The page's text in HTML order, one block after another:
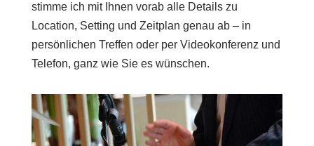
stimme ich mit Ihnen vorab alle Details zu
Location, Setting und Zeitplan genau ab – in
persönlichen Treffen oder per Videokonferenz und
Telefon, ganz wie Sie es wünschen.